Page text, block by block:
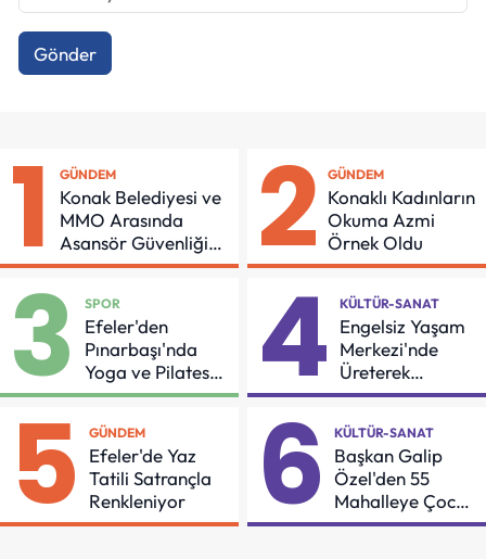
Gönder
1 GÜNDEM
Konak Belediyesi ve
MMO Arasında
Asansör Güvenliği
İçin Önemli Protokol
2 GÜNDEM
Konaklı Kadınların
Okuma Azmi
Örnek Oldu
3 SPOR
Efeler'den
Pınarbaşı'nda
Yoga ve Pilates
Buluşması
4 KÜLTÜR-SANAT
Engelsiz Yaşam
Merkezi'nde
Üreterek
Güçleniyorlar
5 GÜNDEM
Efeler'de Yaz
Tatili Satrançla
Renkleniyor
6 KÜLTÜR-SANAT
Başkan Galip
Özel'den 55
Mahalleye Çocuk
Şenliği